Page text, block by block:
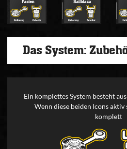
Das System:
Ein komplettes System besteht
Wenn diese beiden Icons aktiv
komplett